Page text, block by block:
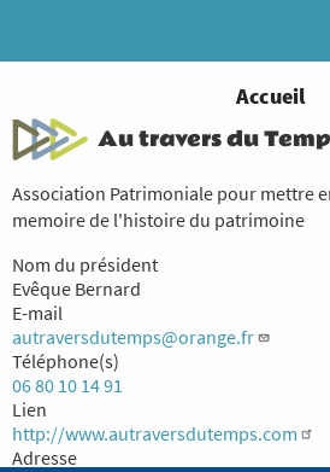
contenu
You
are
Accueil
Au travers du
Association Patrimoniale pour mettre
memoire de l'histoire du patrimoine
Nom du président
Evêque Bernard
E-mail
autraversdutemps@orange.fr
Téléphone(s)
06 80 10 14 91
Lien
http://www.autraversdutemps.com
Adresse